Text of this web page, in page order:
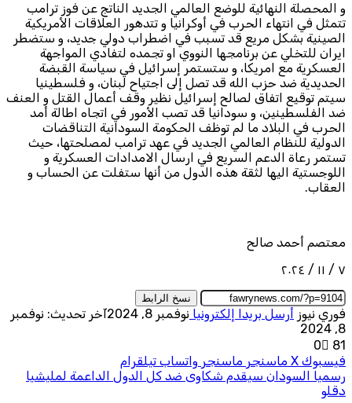
و المحصلة النهائية للوضع العالمي الجديد الناتج عن فوز ترامب
تتمثل في انتهاء الحرب في أوكرانيا و تتدهور العلاقات الأمريكية
الصينية بشكل مريع قد تسبب في اضطراب دولي جديد، و ستضطر
ايران للتخلي عن برنامجها النووي او تجمده لتفادي المواجهة
العسكرية مع امريكا، و ستستمر إسرائيل في سياسة القبضة
الحديدية ضد حزب الله قد تصل إلى اجتياح لبنان، و فلسطينيا
سيتم توقيع اتفاق لصالح إسرائيل نظير وقف أعمال القتل و العنف
ضد الفلسطينين، و سودانيا قد تصب الأمور في اتجاه اطالة أمد
الحرب في البلاد ما لم توظف الحكومة السودانية التناقضات
الدولية للنظام العالمي الجديد في عهد ترامب لمصلحتها، حيث
تستمر رعاة الدعم السريع في ارسال الامدادات العسكرية و
اللوجستية اليها لثقة هذه الدول من أنها ستفلت عن الحساب و
العقاب.
معتصم أحمد صالح
٧ / ١١ / ٢٠٢٤
نسخ الرابط
فوري نيوز أرسل بريدا إلكترونيا نوفمبر 8, 2024
آخر تحديث: نوفمبر
8, 2024
0
81
فيسبوك ‫X ماسنجر ماسنجر واتساب تيلقرام
رسميا السودان سيقدم شكاوى ضد كل الدول الداعمة لمليشيا
دقلو